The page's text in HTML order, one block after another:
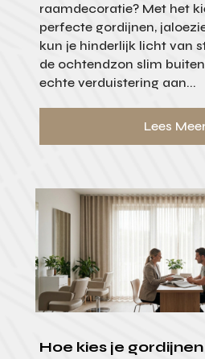
raamdecoratie? Met het
perfecte gordijnen,
kun je hinderlijk licht van
de ochtendzon slim
echte verduistering aan...
Lees
Hoe kies je